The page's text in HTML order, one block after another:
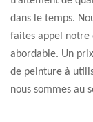
dans le temps.
faites appel notre
abordable. Un
de peinture à
nous sommes au